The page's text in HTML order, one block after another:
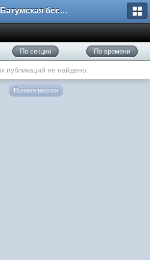
Батумская беседка
По секции По времени
публикаций не найдено.
Полная версия